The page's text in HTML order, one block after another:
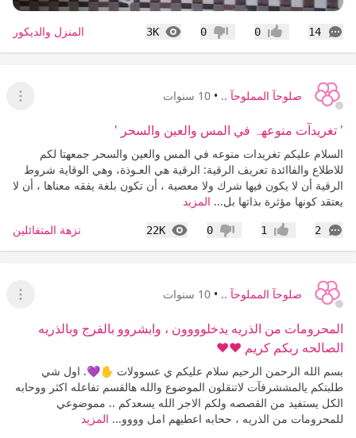
14
التعليقات إعجاب0 عدم إعجاب
0
3K
المشاهدات المنزل والديكور
صلوحآ المملوحآ .. • 10 سنوات
عرض
' تغريدآت منوعهہ في المس والعين والسحر '
السلام عليكم تغريدات منوعه في المس والعين والسحر جمعهتا لكم
للاطلاع والفاائدة تعريف الرقية: الرقية هي العـوذة، وهي الوقاية شروط
الرقية أن لا يكون فيها شرك ولا معصية ، أن تكون بلغة يفقه معناها ، أن لا
يعتقد كونها مؤثرة بذاتها بل... المزيد
2
التعليقات إعجاب1 عدم إعجاب
0
22K
المشاهدات نزهة المتفائلين
صلوحآ المملوحآ .. • 10 سنوات
عرض
المحرومات من الذريه يدخلوووون ، وابشروو بالفرج وبالذريه
الصالحه ربكم كريم ❤❤
بسم الله الرحمن الرحيم سلام عليكم ي عسوولات ✋💜. اول شي
طلبتكم يالمششرفآت لاتنقلون الموضوع والله هالقسم تفاعله اكثر ووحابه
الكل يستفيد من القصصه ولكم الاجر الله يسعدكم .. مموضوعي
للمحرومات من الذريه ، ححابه اعطيهم امل وووو... المزيد